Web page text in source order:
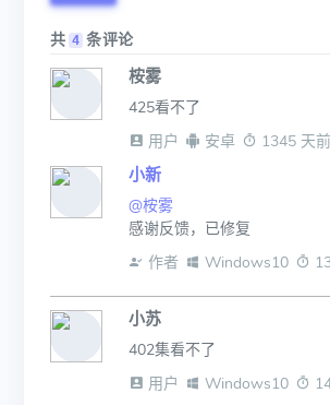
共 4 条评论
桉雾
425看不了
用户
安卓 1345 天前
小新
@桉雾
感谢反馈，已修复
作者
Windows10
小苏
402集看不了
用户
Windows10